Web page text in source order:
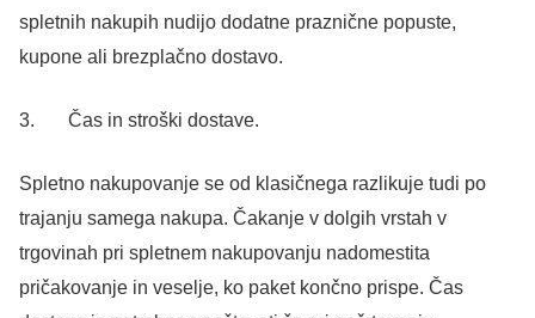
spletnih nakupih nudijo dodatne praznične popuste,
kupone ali brezplačno dostavo.
3. Čas in stroški dostave.
Spletno nakupovanje se od klasičnega razlikuje tudi po
trajanju samega nakupa. Čakanje v dolgih vrstah v
trgovinah pri spletnem nakupovanju nadomestita
pričakovanje in veselje, ko paket končno prispe. Čas